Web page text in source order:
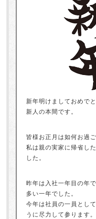
新年明けましておめで
新人の本間です。
皆様お正月は如何お過
私は親の実家に帰省し
した。
昨年は入社一年目の年
多い一年でした。
今年は社員の一員とし
うに尽力して参ります。